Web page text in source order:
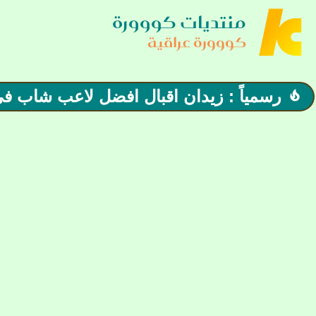
منتديات كووورة
كووورة عراقية
 رسمياً : زيدان اقبال افضل لاعب شاب